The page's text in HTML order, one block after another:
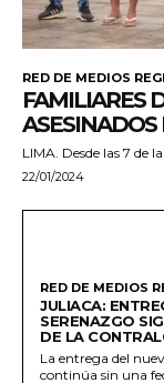
RED DE MEDIOS
FAMILIARES
LIMA. Desde las 7 de
22/01/2024
RED DE MEDIOS
JULIACA:
SERENAZGO
DE LA
La entrega del
continúa sin una